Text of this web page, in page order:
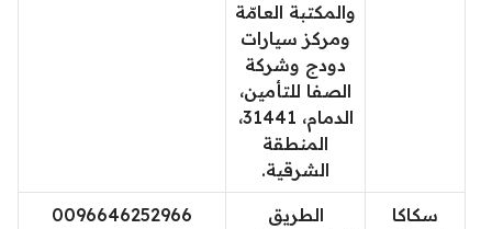
والمكتبة العامّة
ومركز سيارات
دودج وشركة
الصفا للتأمين،
الدمام، 31441،
المنطقة
الشرقية.
سكاكا
الطريق
0096646252966